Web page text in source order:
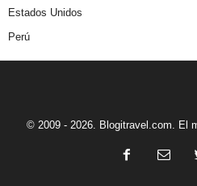
Estados Unidos
Perú
© 2009 - 2026. Blogitravel.com. El